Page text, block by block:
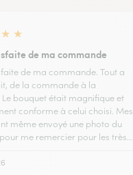
★ ★
de ma commande
de ma commande. Tout a
de la commande à la
bouquet était magnifique et
conforme à celui choisi. Mes
même envoyé une photo du
me remercier pour les très…